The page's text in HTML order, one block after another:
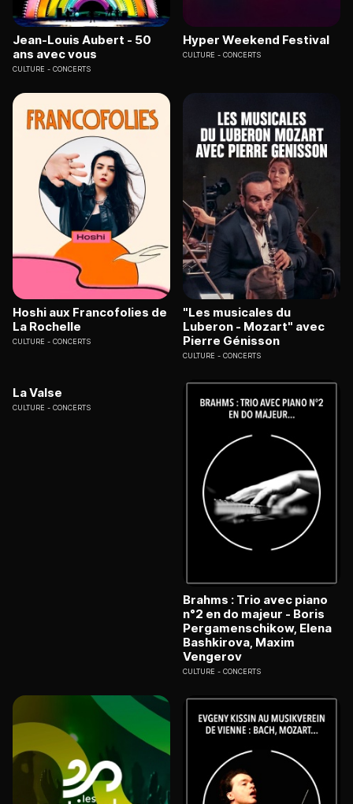
Jean-Louis Aubert - 50
ans avec vous
CULTURE CONCERTS
Hyper Weekend Festival
CULTURE CONCERTS
Hoshi aux Francofolies de
La Rochelle
CULTURE CONCERTS
"Les musicales du
Luberon - Mozart" avec
Pierre Génisson
CULTURE CONCERTS
La Valse
CULTURE CONCERTS
Brahms : Trio avec piano
n°2 en do majeur - Boris
Pergamenschikow, Elena
Bashkirova, Maxim
Vengerov
CULTURE CONCERTS